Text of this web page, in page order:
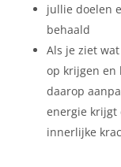
jullie doelen
behaald
Als je ziet
op krijgen en
daarop
energie krijgt
innerlijke